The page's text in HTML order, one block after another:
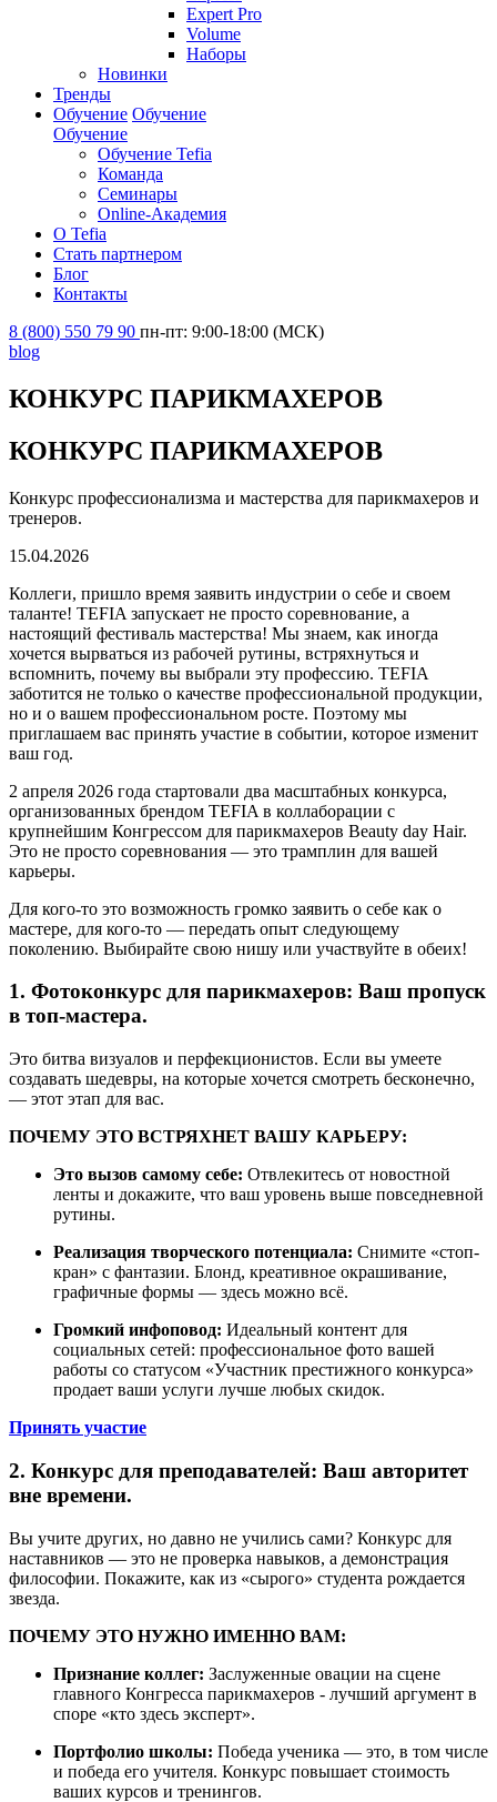
Expert Pro
Volume
Наборы
Новинки
Тренды
Обучение Обучение
Обучение
Обучение Tefia
Команда
Семинары
Online-Академия
О Tefia
Стать партнером
Блог
Контакты
8 (800) 550 79 90 пн-пт: 9:00-18:00 (МСК)
blog
КОНКУРС ПАРИКМАХЕРОВ
КОНКУРС ПАРИКМАХЕРОВ
Конкурс профессионализма и мастерства для парикмахеров и
тренеров.
15.04.2026
Коллеги, пришло время заявить индустрии о себе и своем
таланте! TEFIA запускает не просто соревнование, а
настоящий фестиваль мастерства! Мы знаем, как иногда
хочется вырваться из рабочей рутины, встряхнуться и
вспомнить, почему вы выбрали эту профессию. TEFIA
заботится не только о качестве профессиональной продукции,
но и о вашем профессиональном росте. Поэтому мы
приглашаем вас принять участие в событии, которое изменит
ваш год.
2 апреля 2026 года стартовали два масштабных конкурса,
организованных брендом TEFIA в коллаборации с
крупнейшим Конгрессом для парикмахеров Beauty day Hair.
Это не просто соревнования — это трамплин для вашей
карьеры.
Для кого-то это возможность громко заявить о себе как о
мастере, для кого-то — передать опыт следующему
поколению. Выбирайте свою нишу или участвуйте в обеих!
1. Фотоконкурс для парикмахеров: Ваш пропуск
в топ-мастера.
Это битва визуалов и перфекционистов. Если вы умеете
создавать шедевры, на которые хочется смотреть бесконечно,
— этот этап для вас.
ПОЧЕМУ ЭТО ВСТРЯХНЕТ ВАШУ КАРЬЕРУ:
Это вызов самому себе: Отвлекитесь от новостной
ленты и докажите, что ваш уровень выше повседневной
рутины.
Реализация творческого потенциала: Снимите «стоп-
кран» с фантазии. Блонд, креативное окрашивание,
графичные формы — здесь можно всё.
Громкий инфоповод: Идеальный контент для
социальных сетей: профессиональное фото вашей
работы со статусом «Участник престижного конкурса»
продает ваши услуги лучше любых скидок.
Принять участие
2. Конкурс для преподавателей: Ваш авторитет
вне времени.
Вы учите других, но давно не учились сами? Конкурс для
наставников — это не проверка навыков, а демонстрация
философии. Покажите, как из «сырого» студента рождается
звезда.
ПОЧЕМУ ЭТО НУЖНО ИМЕННО ВАМ:
Признание коллег: Заслуженные овации на сцене
главного Конгресса парикмахеров - лучший аргумент в
споре «кто здесь эксперт».
Портфолио школы: Победа ученика — это, в том числе
и победа его учителя. Конкурс повышает стоимость
ваших курсов и тренингов.